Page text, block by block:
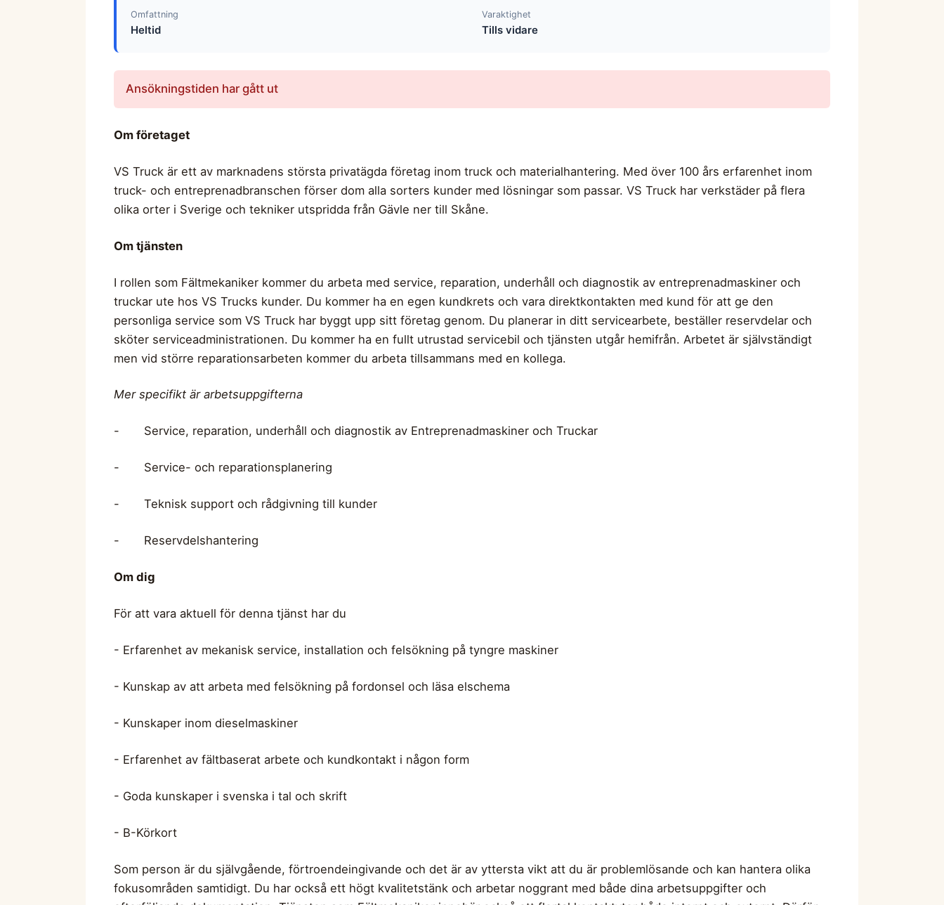
Omfattning
Heltid
Varaktighet
Tills vidare
Ansökningstiden har gått ut
Om företaget
VS Truck är ett av marknadens största privatägda företag inom truck och materialhantering. Med över 100 års erfarenhet inom
truck- och entreprenadbranschen förser dom alla sorters kunder med lösningar som passar. VS Truck har verkstäder på flera
olika orter i Sverige och tekniker utspridda från Gävle ner till Skåne.
Om tjänsten
I rollen som Fältmekaniker kommer du arbeta med service, reparation, underhåll och diagnostik av entreprenadmaskiner och
truckar ute hos VS Trucks kunder. Du kommer ha en egen kundkrets och vara direktkontakten med kund för att ge den
personliga service som VS Truck har byggt upp sitt företag genom. Du planerar in ditt servicearbete, beställer reservdelar och
sköter serviceadministrationen. Du kommer ha en fullt utrustad servicebil och tjänsten utgår hemifrån. Arbetet är självständigt
men vid större reparationsarbeten kommer du arbeta tillsammans med en kollega.
Mer specifikt är arbetsuppgifterna
- Service, reparation, underhåll och diagnostik av Entreprenadmaskiner och Truckar
- Service- och reparationsplanering
- Teknisk support och rådgivning till kunder
- Reservdelshantering
Om dig
För att vara aktuell för denna tjänst har du
- Erfarenhet av mekanisk service, installation och felsökning på tyngre maskiner
- Kunskap av att arbeta med felsökning på fordonsel och läsa elschema
- Kunskaper inom dieselmaskiner
- Erfarenhet av fältbaserat arbete och kundkontakt i någon form
- Goda kunskaper i svenska i tal och skrift
- B-Körkort
Som person är du självgående, förtroendeingivande och det är av yttersta vikt att du är problemlösande och kan hantera olika
fokusområden samtidigt. Du har också ett högt kvalitetstänk och arbetar noggrant med både dina arbetsuppgifter och